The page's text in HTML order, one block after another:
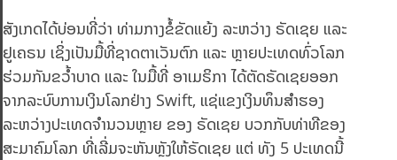
ສັງເກດໄດ້ບ່ອນທີ່ວ່າ ທ່າມກາງຂໍ້ຂັດແຍ້ງ ລະຫວ່າງ ຣັດເຊຍ ແລະ
ຢູເຄຣນ ເຊິ່ງເປັນມື້ທີ່ຊາດຕາເວັນຕົກ ແລະ ຫຼາຍປະເທດທົ່ວໂລກ
ຮ່ວມກັນຂວໍ້າບາດ ແລະ ໃນມື້ທີ່ ອາເມຣິກາ ໄດ້ຕັດຣັດເຊຍອອກ
ຈາກລະບົບການເງິນໂລກຢ່າງ Swift, ແຊ່ແຂງເງິນທຶນສໍາຮອງ
ລະຫວ່າງປະເທດຈຳນວນຫຼາຍ ຂອງ ຣັດເຊຍ ບວກກັບທ່າທີຂອງ
ສະມາຄົມໂລກ ທີ່ເລີ່ມຈະຫັນຫຼັງໃຫ້ຣັດເຊຍ ແຕ່ ທັງ 5 ປະເທດນີ້